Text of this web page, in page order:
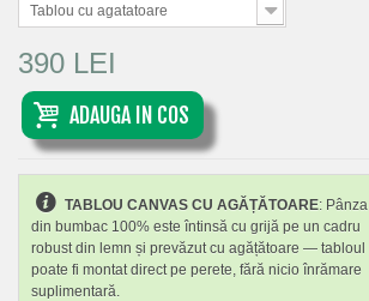
Tablou cu agatatoare
390 LEI
ADAUGA IN COS
TABLOU CANVAS CU AGĂȚĂTOARE: Pânza
din bumbac 100% este întinsă cu grijă pe un cadru
robust din lemn și prevăzut cu agățătoare — tabloul
poate fi montat direct pe perete, fără nicio înrămare
suplimentară.